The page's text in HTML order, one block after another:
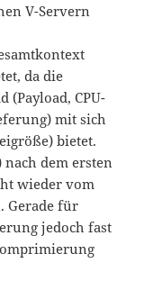
V-Servern
da die
(Payload, CPU-
mit sich
bietet.
nach dem ersten
wieder vom
Gerade für
jedoch fast